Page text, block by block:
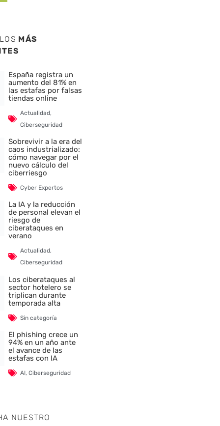
MÁS
España registra un
aumento del 81% en
las estafas por falsas
tiendas online
Actualidad,
Ciberseguridad
Sobrevivir a la era del
caos industrializado:
cómo navegar por el
nuevo cálculo del
ciberriesgo
Cyber Expertos
La IA y la reducción
de personal elevan el
riesgo de
ciberataques en
verano
Actualidad,
Ciberseguridad
Los ciberataques al
sector hotelero se
triplican durante
temporada alta
Sin categoría
El phishing crece un
94% en un año ante
el avance de las
estafas con IA
AI,Ciberseguridad
NUESTRO